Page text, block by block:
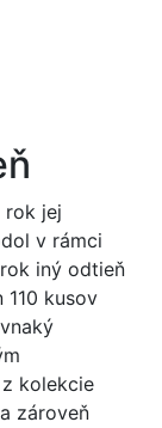
rok jej
v rámci
iný odtieň
kusov
kolekcie
zároveň